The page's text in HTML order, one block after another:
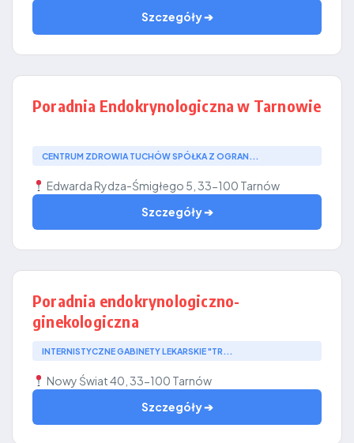
Szczegóły ➔
Poradnia Endokrynologiczna w Tarnowie
CENTRUM ZDROWIA TUCHÓW SPÓŁKA Z OGRAN...
Edwarda Rydza-Śmigłego 5, 33-100 Tarnów
Szczegóły ➔
Poradnia endokrynologiczno-
ginekologiczna
INTERNISTYCZNE GABINETY LEKARSKIE "TR...
Nowy Świat 40, 33-100 Tarnów
Szczegóły ➔